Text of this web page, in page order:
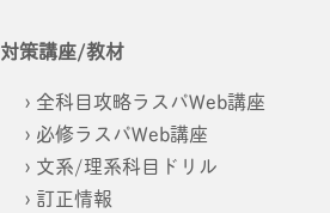
対策講座/教材
全科目攻略ラスパWeb講座
必修ラスパWeb講座
文系/理系科目ドリル
訂正情報